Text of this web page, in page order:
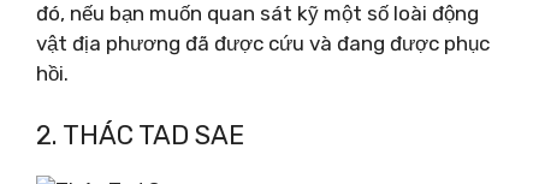
đó, nếu bạn muốn quan sát kỹ một số loài động
vật địa phương đã được cứu và đang được phục
hồi.
2. THÁC TAD SAE